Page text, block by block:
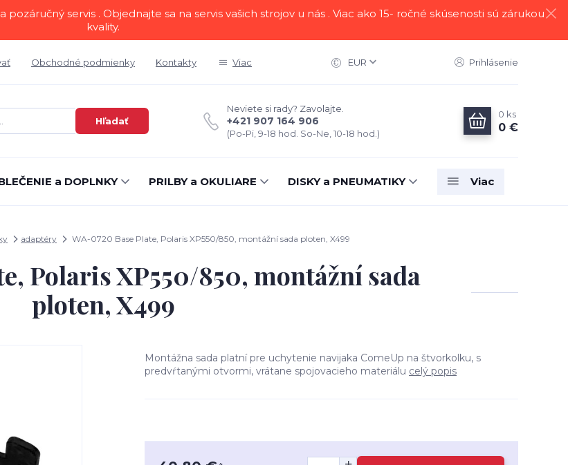
servis . Objednajte sa na servis vašich strojov u nás . Viac ako 15- ročné skúsenosti sú zárukou
kvality.
Obchodné podmienky Kontakty Viac EUR Prihlásenie
Hľadať
Neviete si rady? Zavolajte.
+421 907 164 906
(Po-Pi, 9-18 hod. So-Ne, 10-18 hod.)
0 ks
0 €
a DOPLNKY PRILBY a OKULIARE DISKY a PNEUMATIKY Viac
adaptéry WA-0720 Base Plate, Polaris XP550/850, montážní sada ploten, X499
Polaris XP550/850, montážní sada
ploten, X499
Montážna sada platní pre uchytenie navijaka ComeUp na štvorkolku, s
predvŕtanými otvormi, vrátane spojovacieho materiálu celý popis